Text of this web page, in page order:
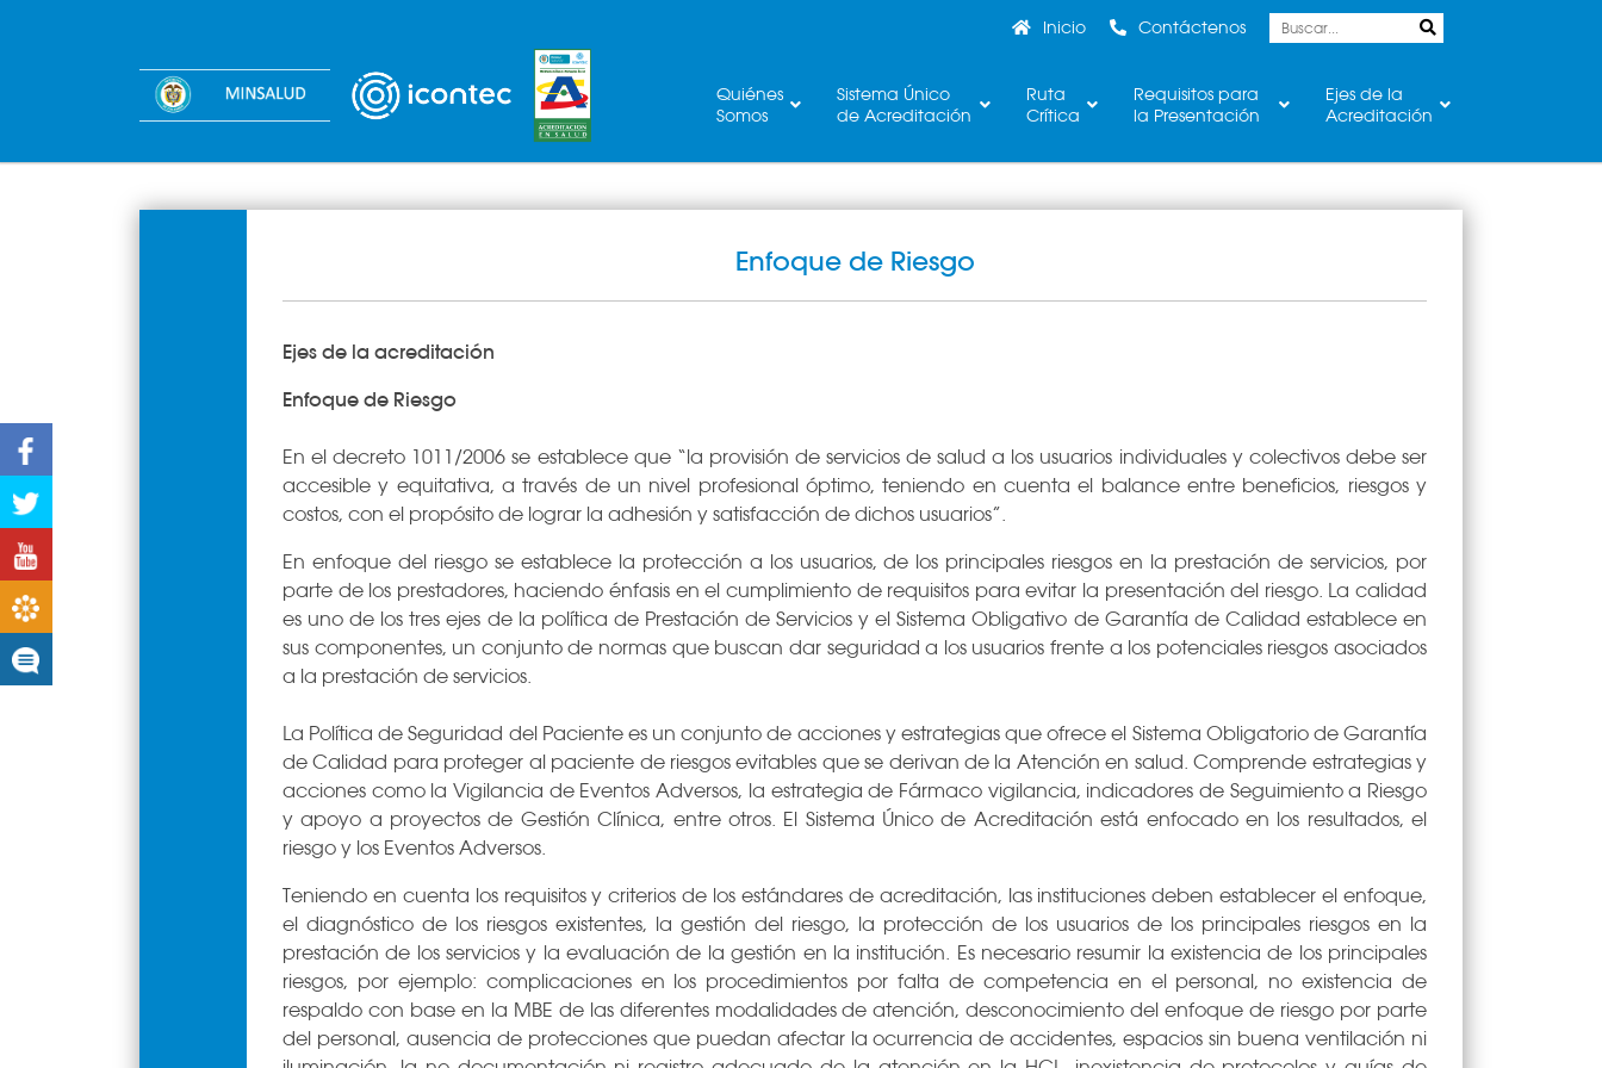
Inicio Contáctenos
Quiénes
Somos
Sistema Único
de Acreditación
Ruta
Crítica
Requisitos para
la Presentación
Ejes de la
Acreditación
Enfoque de Riesgo
​​Ejes de la acreditación​
Enfoque de Riesgo
En el decreto 1011/2006 se establece que “la provisión de servicios de salud a los usuarios individuales y colectivos debe ser
accesible y equitativa, a través de un nivel profesional óptimo, teniendo en cuenta el balance entre beneficios, riesgos y
costos, con el propósito de lograr la adhesión y satisfacción de dichos usuarios”.
En enfoque del riesgo se establece la protección a los usuarios, de los principales​ riesgos en la prestación de servicios, por
parte de los prestadores, haciendo énfasis en el cumpl​imiento de requisitos para evitar la presentación del riesgo. La calidad
es uno de los tres ejes de la política de Prestación de Servicios y el Sistema Obligativo de Garantía de Calidad establece en
sus componentes, un conjunto de normas que buscan dar seguridad a los usuarios frente a los potenciales riesgos asociados
a la prestación de servicios.
La Política de Seguridad del Paciente es un conjunto de acciones y estrategias que ofrece el Sistema Obligatorio de Garantía
de Calidad para proteger al paciente de riesgos evitables que se derivan de la Atención en salud. Comprende estrategias y
acciones como la Vigilancia de Eventos Adversos, la estrategia de Fármaco vigilancia, indicadores de Seguimiento a Riesgo
y apoyo a proyectos de Gestión Clínica, entre otros. El Sistema Único de Acreditación está enfocado en los resultados, el
riesgo y los Eventos Adversos.
Teniendo en cuenta los requisitos y criterios de los estándares de acreditación, las instituciones deben establecer el enfoque,
el diagnóstico de los riesgos existentes, la gestión del riesgo, la protección de los usuarios de los principales riesgos en la
prestación de los servicios y la evaluación de la gestión en la institución. Es necesario resumir la existencia de los principales
riesgos, por ejemplo: complicaciones en los procedimientos por falta de competencia en el personal, no existencia de
respaldo con base en la MBE de las diferentes modalidades de atención, desconocimiento del enfoque de riesgo por parte
del personal, ausencia de protecciones que puedan afectar la ocurrencia de accidentes, espacios sin buena ventilación ni